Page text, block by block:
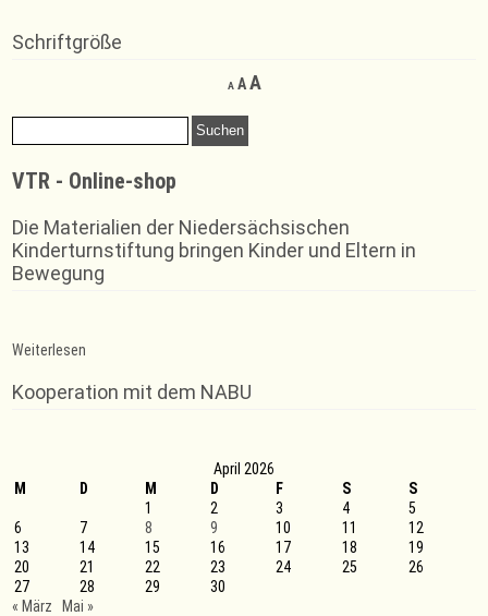
Schriftgröße
A
Decrease
font
AReset
size.
AIncrease
Suchen
nach:
VTR - Online-shop
Die Materialien der Niedersächsischen
Kinderturnstiftung bringen Kinder und Eltern in
Bewegung
Weiterlesen
der
Sportabzeichen
Kooperation mit dem NABU
April 2026
M
D M D F S
S
1
2 3 4
5
6
7 8 9 10 11
12
13
14 15 16 17 18
19
20
21 22 23 24 25
26
27
28 29
30
« März
Mai »